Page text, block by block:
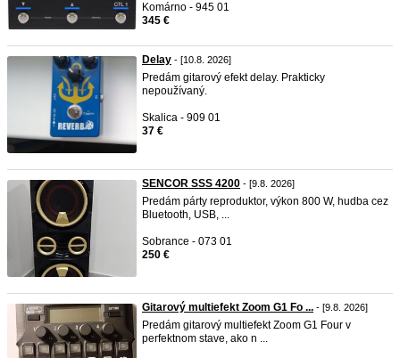
Komárno - 945 01
345 €
Delay - [10.8. 2026]
Predám gitarový efekt delay. Prakticky
nepoužívaný.
Skalica - 909 01
37 €
SENCOR SSS 4200 - [9.8. 2026]
Predám párty reproduktor, výkon 800 W, hudba cez
Bluetooth, USB, ...
Sobrance - 073 01
250 €
Gitarový multiefekt Zoom G1 Fo ... - [9.8. 2026]
Predám gitarový multiefekt Zoom G1 Four v
perfektnom stave, ako n ...